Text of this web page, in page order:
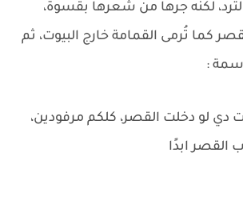
لكنه جرها من شعرها بقسوة،
كما تُرمى القمامة خارج البيوت، ثم
:
دي لو دخلت القصر، كلكم مرفودين،
القصر ابدًا